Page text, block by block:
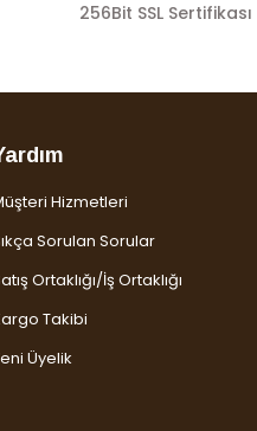
256Bit SSL
Hizmetleri
Sorulan Sorular
Ortaklığı/İş Ortaklığı
Takibi
Üyelik